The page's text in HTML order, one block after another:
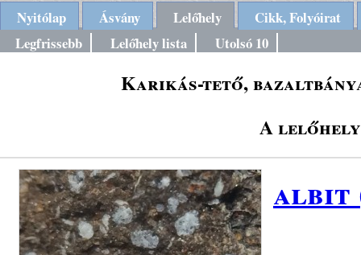
Nyitólap Ásvány Lelőhely
Cikk, Folyóirat
Legfrissebb
Lelőhely lista Utolsó 10
Karikás-tető,
A lelőhely
albit